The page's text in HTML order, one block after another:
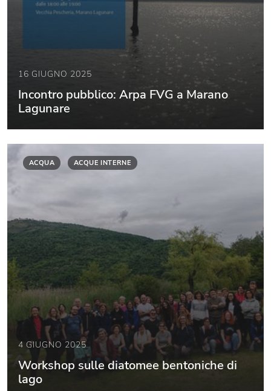
16 GIUGNO 2025
Incontro pubblico: Arpa FVG a Marano
Lagunare
ACQUA ACQUE INTERNE
4 GIUGNO 2025
Workshop sulle diatomee bentoniche di
lago